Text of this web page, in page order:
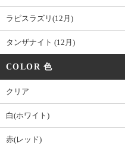
ラピスラズリ(12月)
タンザナイト (12月)
COLOR 色
クリア
白(ホワイト)
赤(レッド)